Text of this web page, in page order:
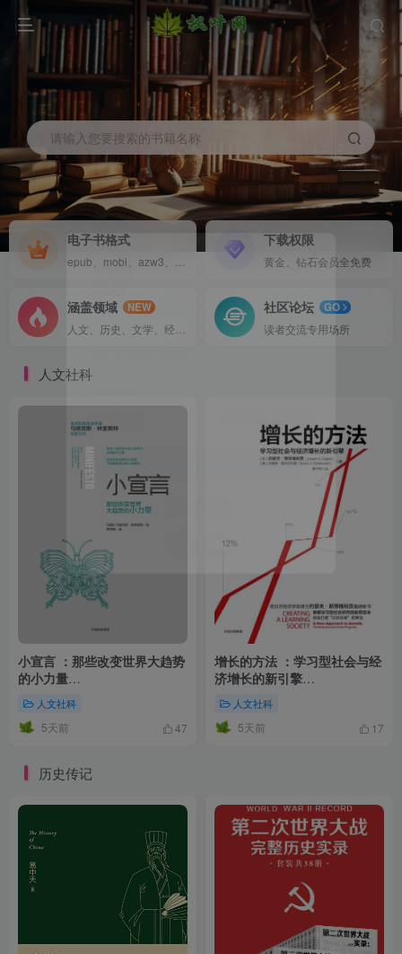
请输入您要搜索的书籍名称
电子书格式 下载权限
黄金、钻石会员全免费
涵盖领域
NEW
社区论坛
GO
读者交流专用场所
人文社科
小宣言 ：那些改变世界大趋势
的小力量
人文社科
5天前 47
增长的方法 ：学习型社会与经
济增长的新引擎
人文社科
5天前 17
历史传记
登录
记住登录